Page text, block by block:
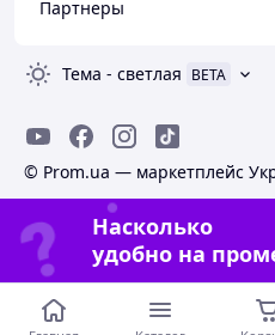
Партнеры
Тема - светлая BETA
© Prom.ua — маркетплейс
Насколько
удобно на